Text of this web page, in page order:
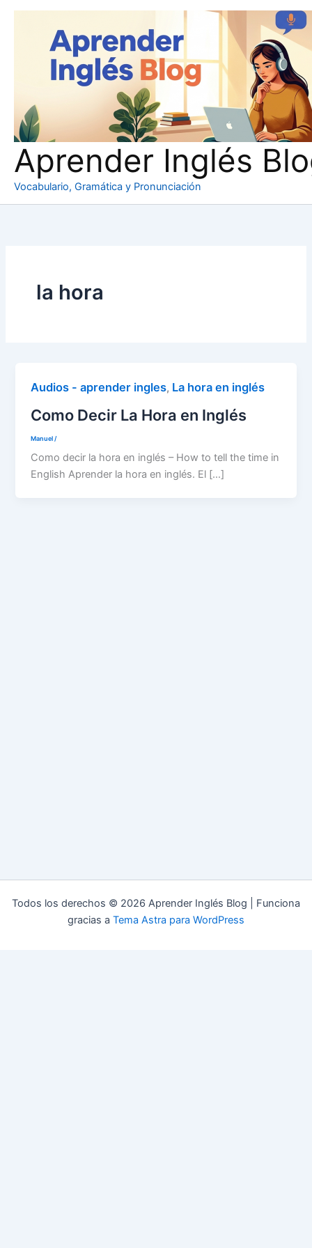
Aprender Inglés
Vocabulario, Gramática y Pronunciación
la hora
Audios - aprender ingles, La hora en inglés
Como Decir La Hora en Inglés
Manuel/
Como decir la hora en inglés – How to tell the time in
English Aprender la hora en inglés. El […]
Todos los derechos © 2026 Aprender Inglés Blog | Funciona
gracias a Tema Astra para WordPress